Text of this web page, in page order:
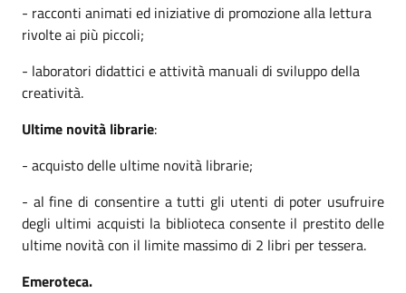
- racconti animati ed iniziative di promozione alla lettura
rivolte ai più piccoli;
- laboratori didattici e attività manuali di sviluppo della
creatività.
Ultime novità librarie:
- acquisto delle ultime novità librarie;
- al fine di consentire a tutti gli utenti di poter usufruire
degli ultimi acquisti la biblioteca consente il prestito delle
ultime novità con il limite massimo di 2 libri per tessera.
Emeroteca.